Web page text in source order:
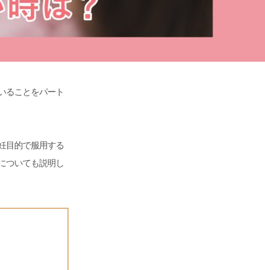
ることをパート
目的で服用する
ついても説明し